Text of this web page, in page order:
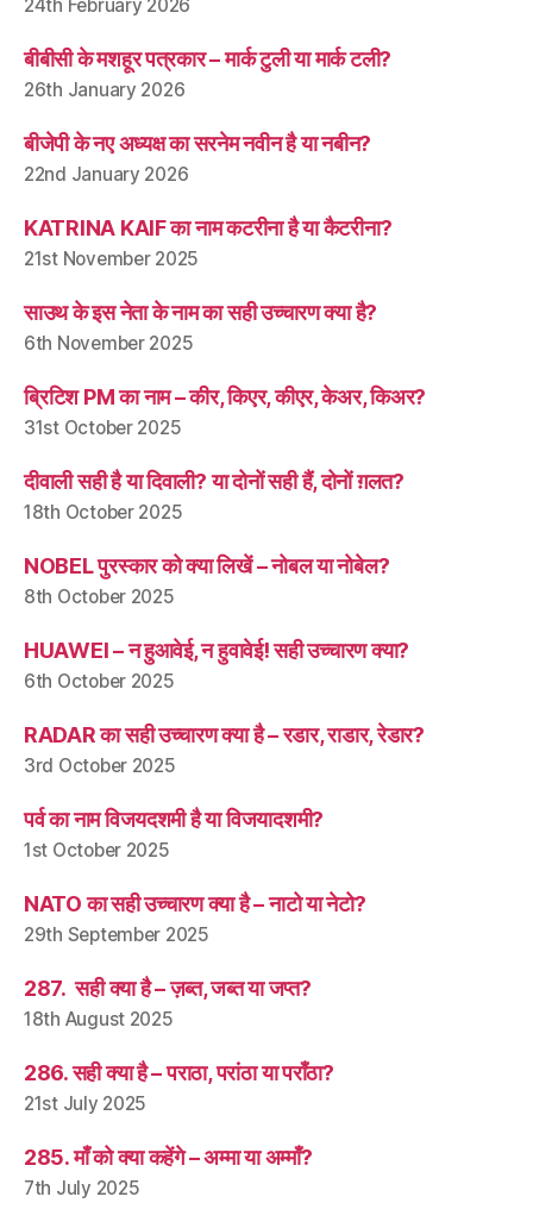
24th February 2026
बीबीसी के मशहूर पत्रकार – मार्क टुली या मार्क टली?
26th January 2026
बीजेपी के नए अध्यक्ष का सरनेम नवीन है या नबीन?
22nd January 2026
KATRINA KAIF का नाम कटरीना है या कैटरीना?
21st November 2025
साउथ के इस नेता के नाम का सही उच्चारण क्या है?
6th November 2025
ब्रिटिश PM का नाम – कीर, किएर, कीएर, केअर, किअर?
31st October 2025
दीवाली सही है या दिवाली? या दोनों सही हैं, दोनों ग़लत?
18th October 2025
NOBEL पुरस्कार को क्या लिखें – नोबल या नोबेल?
8th October 2025
HUAWEI – न हुआवेई, न हुवावेई! सही उच्चारण क्या?
6th October 2025
RADAR का सही उच्चारण क्या है – रडार, राडार, रेडार?
3rd October 2025
पर्व का नाम विजयदशमी है या विजयादशमी?
1st October 2025
NATO का सही उच्चारण क्या है – नाटो या नेटो?
29th September 2025
287. सही क्या है – ज़ब्त, जब्त या जप्त?
18th August 2025
286. सही क्या है – पराठा, परांठा या पराँठा?
21st July 2025
285. माँ को क्या कहेंगे – अम्मा या अम्माँ?
7th July 2025